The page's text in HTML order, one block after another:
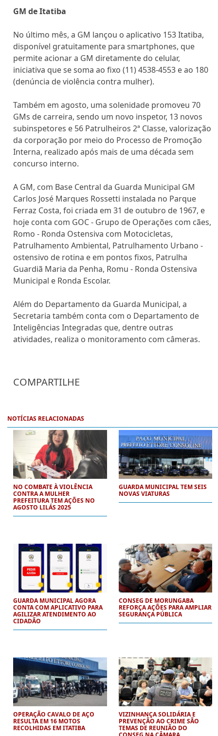
GM de Itatiba
No último mês, a GM lançou o aplicativo 153 Itatiba,
disponível gratuitamente para smartphones, que
permite acionar a GM diretamente do celular,
iniciativa que se soma ao fixo (11) 4538-4553 e ao 180
(denúncia de violência contra mulher).
Também em agosto, uma solenidade promoveu 70
GMs de carreira, sendo um novo inspetor, 13 novos
subinspetores e 56 Patrulheiros 2ª Classe, valorização
da corporação por meio do Processo de Promoção
Interna, realizado após mais de uma década sem
concurso interno.
A GM, com Base Central da Guarda Municipal GM
Carlos José Marques Rossetti instalada no Parque
Ferraz Costa, foi criada em 31 de outubro de 1967, e
hoje conta com GOC - Grupo de Operações com cães,
Romo - Ronda Ostensiva com Motocicletas,
Patrulhamento Ambiental, Patrulhamento Urbano -
ostensivo de rotina e em pontos fixos, Patrulha
Guardiã Maria da Penha, Romu - Ronda Ostensiva
Municipal e Ronda Escolar.
Além do Departamento da Guarda Municipal, a
Secretaria também conta com o Departamento de
Inteligências Integradas que, dentre outras
atividades, realiza o monitoramento com câmeras.
COMPARTILHE
NOTÍCIAS RELACIONADAS
NO COMBATE À VIOLÊNCIA
CONTRA A MULHER
PREFEITURA TEM AÇÕES NO
AGOSTO LILÁS 2025
GUARDA MUNICIPAL TEM SEIS
NOVAS VIATURAS
GUARDA MUNICIPAL AGORA
CONTA COM APLICATIVO PARA
AGILIZAR ATENDIMENTO AO
CIDADÃO
CONSEG DE MORUNGABA
REFORÇA AÇÕES PARA AMPLIAR
SEGURANÇA PÚBLICA
OPERAÇÃO CAVALO DE AÇO
RESULTA EM 16 MOTOS
RECOLHIDAS EM ITATIBA
VIZINHANÇA SOLIDÁRIA E
PREVENÇÃO AO CRIME SÃO
TEMAS DE REUNIÃO DO